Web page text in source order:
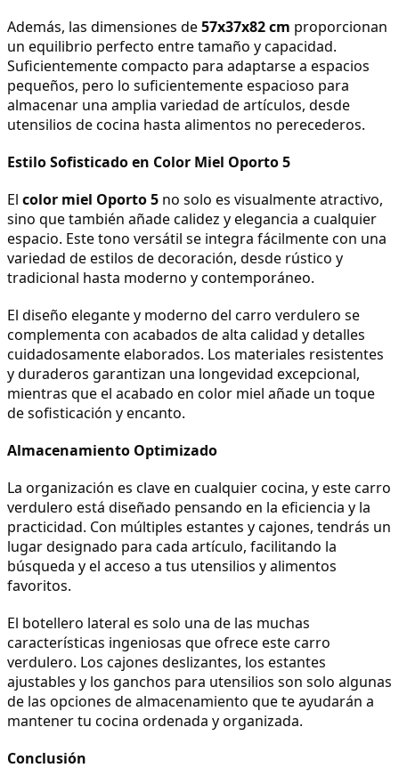
Además, las dimensiones de 57x37x82 cm proporcionan
un equilibrio perfecto entre tamaño y capacidad.
Suficientemente compacto para adaptarse a espacios
pequeños, pero lo suficientemente espacioso para
almacenar una amplia variedad de artículos, desde
utensilios de cocina hasta alimentos no perecederos.
Estilo Sofisticado en Color Miel Oporto 5
El color miel Oporto 5 no solo es visualmente atractivo,
sino que también añade calidez y elegancia a cualquier
espacio. Este tono versátil se integra fácilmente con una
variedad de estilos de decoración, desde rústico y
tradicional hasta moderno y contemporáneo.
El diseño elegante y moderno del carro verdulero se
complementa con acabados de alta calidad y detalles
cuidadosamente elaborados. Los materiales resistentes
y duraderos garantizan una longevidad excepcional,
mientras que el acabado en color miel añade un toque
de sofisticación y encanto.
Almacenamiento Optimizado
La organización es clave en cualquier cocina, y este carro
verdulero está diseñado pensando en la eficiencia y la
practicidad. Con múltiples estantes y cajones, tendrás un
lugar designado para cada artículo, facilitando la
búsqueda y el acceso a tus utensilios y alimentos
favoritos.
El botellero lateral es solo una de las muchas
características ingeniosas que ofrece este carro
verdulero. Los cajones deslizantes, los estantes
ajustables y los ganchos para utensilios son solo algunas
de las opciones de almacenamiento que te ayudarán a
mantener tu cocina ordenada y organizada.
Conclusión